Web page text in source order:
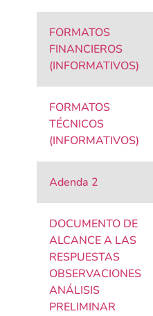
FORMATOS
FINANCIEROS
(INFORMATIVOS)
FORMATOS
TÉCNICOS
(INFORMATIVOS)
Adenda 2
DOCUMENTO DE
ALCANCE A LAS
RESPUESTAS
OBSERVACIONES
ANÁLISIS
PRELIMINAR